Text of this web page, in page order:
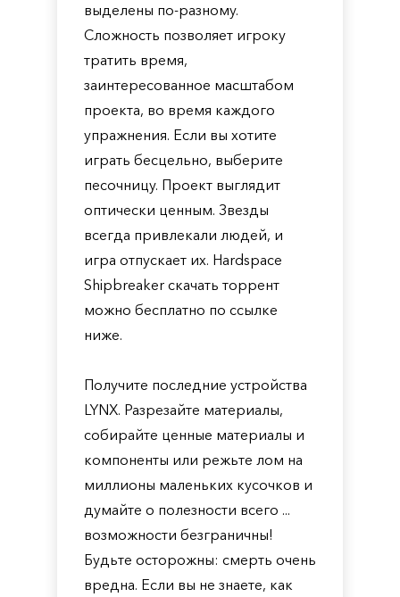
выделены по-разному.
Сложность позволяет игроку
тратить время,
заинтересованное масштабом
проекта, во время каждого
упражнения. Если вы хотите
играть бесцельно, выберите
песочницу. Проект выглядит
оптически ценным. Звезды
всегда привлекали людей, и
игра отпускает их. Hardspace
Shipbreaker скачать торрент
можно бесплатно по ссылке
ниже.
Получите последние устройства
LYNX. Разрезайте материалы,
собирайте ценные материалы и
компоненты или режьте лом на
миллионы маленьких кусочков и
думайте о полезности всего ...
возможности безграничны!
Будьте осторожны: смерть очень
вредна. Если вы не знаете, как